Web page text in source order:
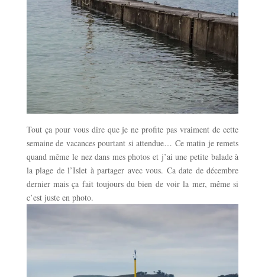
Tout ça pour vous dire que je ne profite pas vraiment de cette
semaine de vacances pourtant si attendue… Ce matin je remets
quand même le nez dans mes photos et j’ai une petite balade à
la plage de l’Islet à partager avec vous. Ca date de décembre
dernier mais ça fait toujours du bien de voir la mer, même si
c’est juste en photo.